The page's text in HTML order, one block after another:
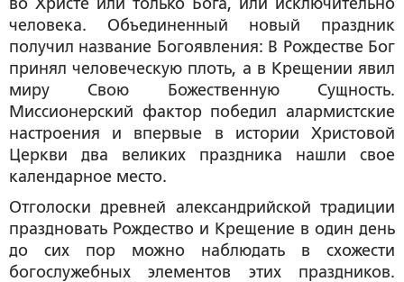
во Христе или только Бога, или исключительно
человека. Объединенный новый праздник
получил название Богоявления: В Рождестве Бог
принял человеческую плоть, а в Крещении явил
миру Свою Божественную Сущность.
Миссионерский фактор победил алармистские
настроения и впервые в истории Христовой
Церкви два великих праздника нашли свое
календарное место.
Отголоски древней александрийской традиции
праздновать Рождество и Крещение в один день
до сих пор можно наблюдать в схожести
богослужебных элементов этих праздников.